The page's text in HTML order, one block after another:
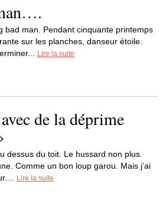
bad man. Pendant cinquante printemps
sur les planches, danseur étoile.
Lire la suite
de la déprime
dessus du toit. Le hussard non plus.
Comme un bon loup garou. Mais j’ai
Lire la suite